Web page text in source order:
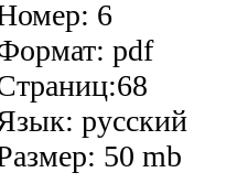
6
pdf
русский
50 mb